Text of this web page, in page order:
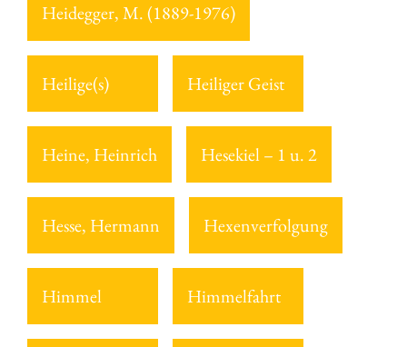
Heidegger, M. (1889-1976)
Heilige(s) Heiliger Geist
Heine, Heinrich Hesekiel – 1 u. 2
Hesse, Hermann Hexenverfolgung
Himmel Himmelfahrt